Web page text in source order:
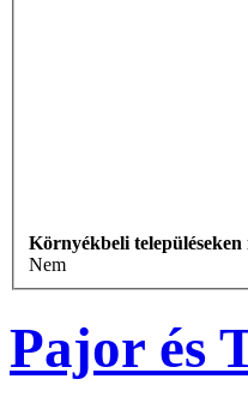
Környékbeli
Nem
Pajor és